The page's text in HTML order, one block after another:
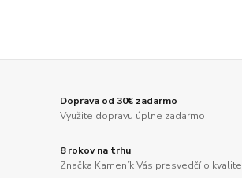
Doprava od 30€ zadarmo
Využite dopravu úplne zadarmo
8 rokov na trhu
Značka Kameník Vás presvedčí o kvalite